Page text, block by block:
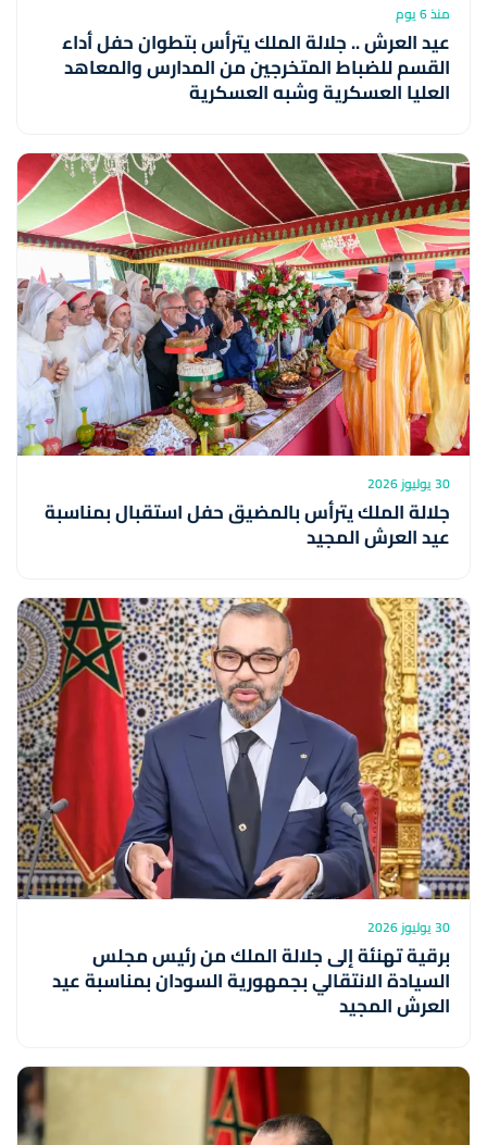
منذ 6 يوم
عيد العرش .. جلالة الملك يترأس بتطوان حفل أداء
القسم للضباط المتخرجين من المدارس والمعاهد
العليا العسكرية وشبه العسكرية
30 يوليوز 2026
جلالة الملك يترأس بالمضيق حفل استقبال بمناسبة
عيد العرش المجيد
30 يوليوز 2026
برقية تهنئة إلى جلالة الملك من رئيس مجلس
السيادة الانتقالي بجمهورية السودان بمناسبة عيد
العرش المجيد